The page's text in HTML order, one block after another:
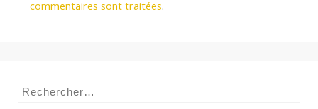
commentaires sont traitées.
Rechercher :